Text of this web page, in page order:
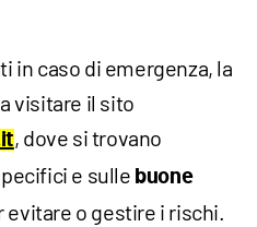
in caso di emergenza, la
visitare il sito
, dove si trovano
e sulle buone
evitare o gestire i rischi.